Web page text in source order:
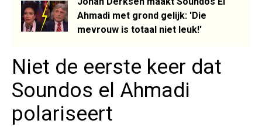
Ahmadi met grond gelijk: 'Die
mevrouw is totaal niet leuk!'
Niet de eerste keer dat
Soundos el Ahmadi
polariseert